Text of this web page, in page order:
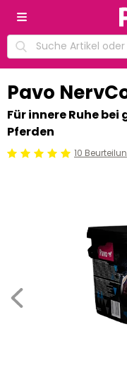
Pavo
Für innere Ruhe
Pferden
Beoordeling: 5/5 10